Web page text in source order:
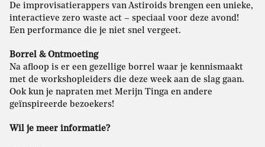
De improvisatierappers van Astiroids brengen een unieke,
interactieve zero waste act – speciaal voor deze avond!
Een performance die je niet snel vergeet.
Borrel & Ontmoeting
Na afloop is er een gezellige borrel waar je kennismaakt
met de workshopleiders die deze week aan de slag gaan.
Ook kun je napraten met Merijn Tinga en andere
geïnspireerde bezoekers!
Wil je meer informatie?